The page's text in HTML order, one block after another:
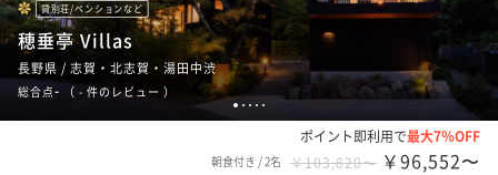
1 2 3 4 5
貸別荘/ペンションなど
穂垂亭 Villas
長野県 / 志賀・北志賀・湯田中渋
総合点- （ - 件のレビュー ）
ポイント即利用で最大7％OFF
朝食付き /2名 ￥103,820〜 ￥96,552〜